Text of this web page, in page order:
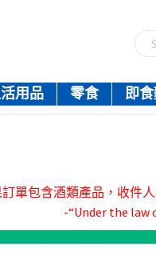
用品 零食 即
單包含酒類產品，收件人
-“Under the law